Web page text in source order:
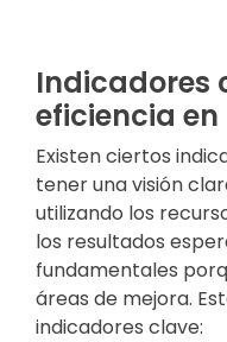
Indicadores
eficiencia
Existen ciertos
tener una visión
utilizando los
los resultados
fundamentales
áreas de mejora.
indicadores clave: